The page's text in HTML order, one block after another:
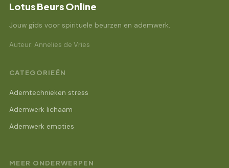
Lotus Beurs Online
Jouw gids voor spirituele beurzen en ademwerk.
Auteur: Annelies de Vries
CATEGORIEËN
Ademtechnieken stress
Ademwerk lichaam
Ademwerk emoties
MEER ONDERWERPEN